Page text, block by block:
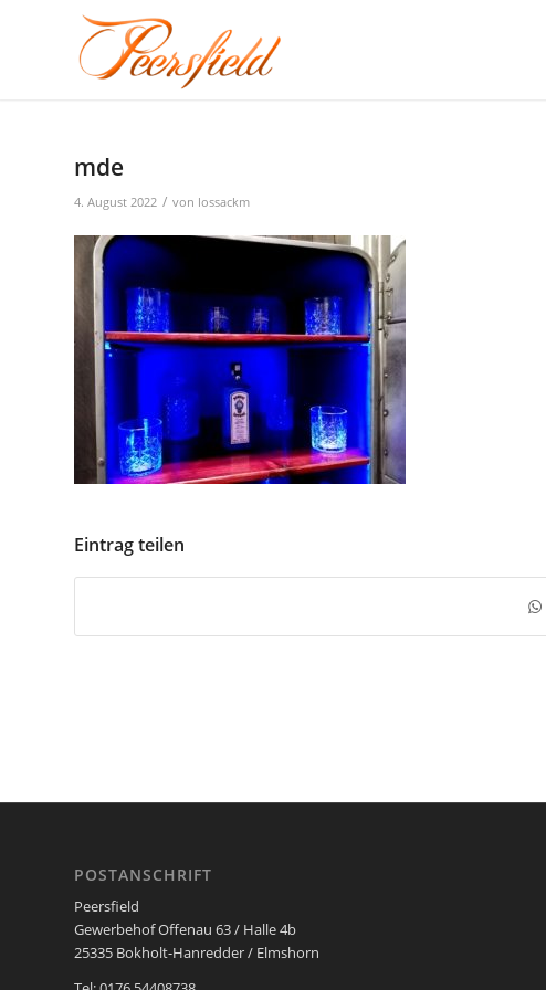
mde
4. August 2022 / von lossackm
Eintrag teilen
POSTANSCHRIFT
Peersfield
Gewerbehof Offenau 63 / Halle 4b
25335 Bokholt-Hanredder / Elmshorn